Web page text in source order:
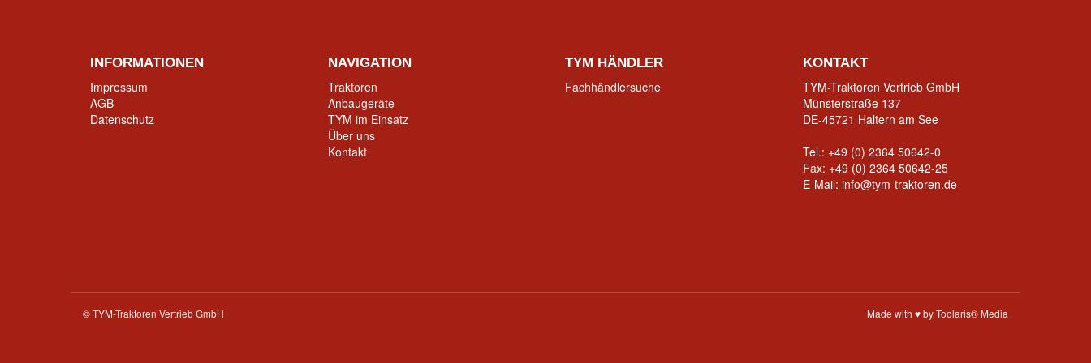
INFORMATIONEN
Impressum
AGB
Datenschutz
NAVIGATION
Traktoren
Anbaugeräte
TYM im Einsatz
Über uns
Kontakt
TYM HÄNDLER
Fachhändlersuche
KONTAKT
TYM-Traktoren Vertrieb GmbH
Münsterstraße 137
DE-45721 Haltern am See
Tel.: +49 (0) 2364 50642-0
Fax: +49 (0) 2364 50642-25
E-Mail: info@tym-traktoren.de
© TYM-Traktoren Vertrieb GmbH Made with ♥ by Toolaris® Media